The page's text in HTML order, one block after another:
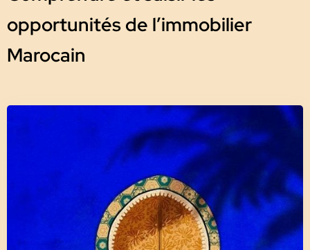
opportunités de l’immobilier
Marocain